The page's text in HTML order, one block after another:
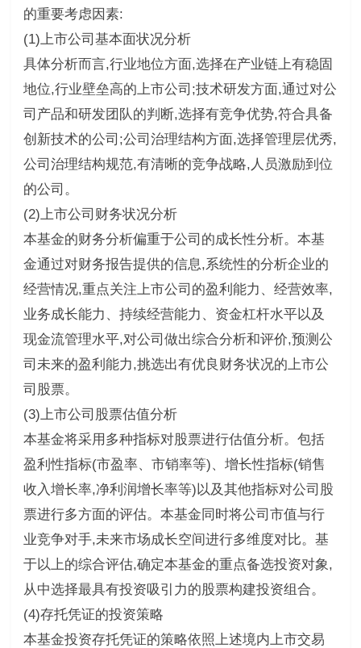
的重要考虑因素:
(1)上市公司基本面状况分析
具体分析而言,行业地位方面,选择在产业链上有稳固
地位,行业壁垒高的上市公司;技术研发方面,通过对公
司产品和研发团队的判断,选择有竞争优势,符合具备
创新技术的公司;公司治理结构方面,选择管理层优秀,
公司治理结构规范,有清晰的竞争战略,人员激励到位
的公司。
(2)上市公司财务状况分析
本基金的财务分析偏重于公司的成长性分析。本基
金通过对财务报告提供的信息,系统性的分析企业的
经营情况,重点关注上市公司的盈利能力、经营效率,
业务成长能力、持续经营能力、资金杠杆水平以及
现金流管理水平,对公司做出综合分析和评价,预测公
司未来的盈利能力,挑选出有优良财务状况的上市公
司股票。
(3)上市公司股票估值分析
本基金将采用多种指标对股票进行估值分析。包括
盈利性指标(市盈率、市销率等)、增长性指标(销售
收入增长率,净利润增长率等)以及其他指标对公司股
票进行多方面的评估。本基金同时将公司市值与行
业竞争对手,未来市场成长空间进行多维度对比。基
于以上的综合评估,确定本基金的重点备选投资对象,
从中选择最具有投资吸引力的股票构建投资组合。
(4)存托凭证的投资策略
本基金投资存托凭证的策略依照上述境内上市交易